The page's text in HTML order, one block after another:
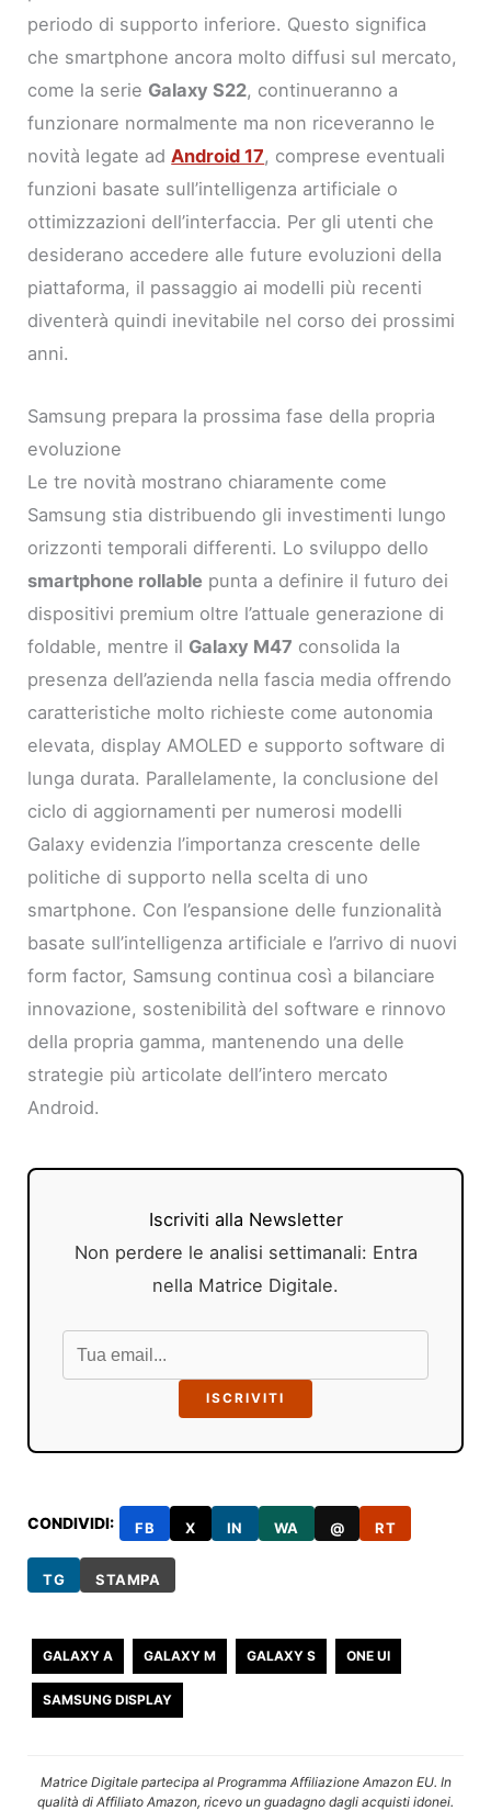
periodo di supporto inferiore. Questo significa
che smartphone ancora molto diffusi sul mercato,
come la serie Galaxy S22, continueranno a
funzionare normalmente ma non riceveranno le
novità legate adAndroid 17, comprese eventuali
funzioni basate sull’intelligenza artificiale o
ottimizzazioni dell’interfaccia. Per gli utenti che
desiderano accedere alle future evoluzioni della
piattaforma, il passaggio ai modelli più recenti
diventerà quindi inevitabile nel corso dei prossimi
anni.
Samsung prepara la prossima fase della propria
evoluzione
Le tre novità mostrano chiaramente come
Samsung stia distribuendo gli investimenti lungo
orizzonti temporali differenti. Lo sviluppo dello
smartphone rollable punta a definire il futuro dei
dispositivi premium oltre l’attuale generazione di
foldable, mentre il Galaxy M47 consolida la
presenza dell’azienda nella fascia media offrendo
caratteristiche molto richieste come autonomia
elevata, display AMOLED e supporto software di
lunga durata. Parallelamente, la conclusione del
ciclo di aggiornamenti per numerosi modelli
Galaxy evidenzia l’importanza crescente delle
politiche di supporto nella scelta di uno
smartphone. Con l’espansione delle funzionalità
basate sull’intelligenza artificiale e l’arrivo di nuovi
form factor, Samsung continua così a bilanciare
innovazione, sostenibilità del software e rinnovo
della propria gamma, mantenendo una delle
strategie più articolate dell’intero mercato
Android.
Iscriviti alla Newsletter
Non perdere le analisi settimanali: Entra
nella Matrice Digitale.
ISCRIVITI
CONDIVIDI: FB X IN WA @ RT
TG STAMPA
GALAXY A GALAXY M GALAXY S ONE UI
SAMSUNG DISPLAY
Matrice Digitale partecipa al Programma Affiliazione Amazon EU. In
qualità di Affiliato Amazon, ricevo un guadagno dagli acquisti idonei.